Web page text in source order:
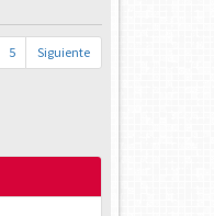
5 Siguiente